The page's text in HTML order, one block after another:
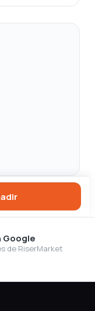
Google
de RiserMarket